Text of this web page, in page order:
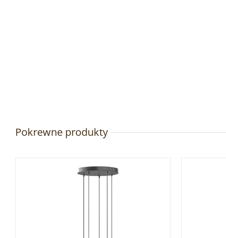
Pokrewne produkty